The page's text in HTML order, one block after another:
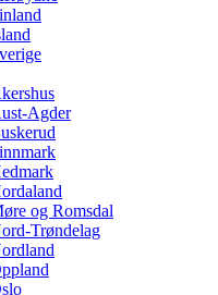
Agder
og Romsdal
Trøndelag